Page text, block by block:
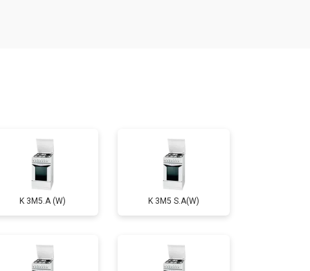
3000 ₽ Заказать
2750 ₽ Заказать
2590 ₽ Заказать
K 3M5.A (W) K 3M5 S.A(W)